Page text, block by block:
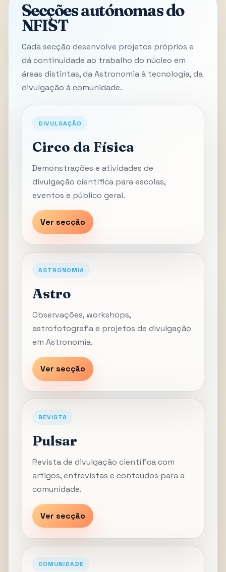
Secções autónomas do
NFIST
Cada secção desenvolve projetos próprios e
dá continuidade ao trabalho do núcleo em
áreas distintas, da Astronomia à tecnologia, da
divulgação à comunidade.
DIVULGAÇÃO
Circo da Física
Demonstrações e atividades de
divulgação científica para escolas,
eventos e público geral.
Ver secção
ASTRONOMIA
Astro
Observações, workshops,
astrofotografia e projetos de divulgação
em Astronomia.
Ver secção
REVISTA
Pulsar
Revista de divulgação científica com
artigos, entrevistas e conteúdos para a
comunidade.
Ver secção
COMUNIDADE